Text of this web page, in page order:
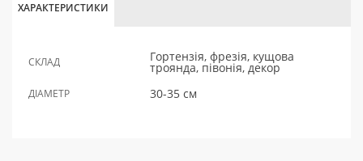
ХАРАКТЕРИСТИКИ
СКЛАД Гортензія, фрезія, кущова
троянда, півонія, декор
ДІАМЕТР 30-35 см